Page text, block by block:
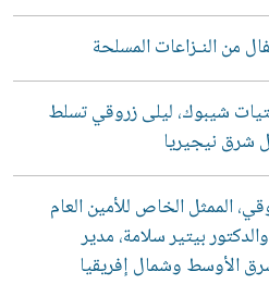
من النـزاعات المسلحة
شيبوك، ليلى زروقي تسلط
نيجيريا
الممثل الخاص للأمين العام
بيتير سلامة، مدير
الأوسط وشمال إفريقيا